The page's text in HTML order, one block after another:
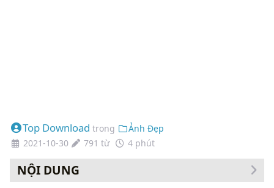
Top Download trong
Ảnh Đẹp
2021-10-30
791 từ 4 phút
NỘI DUNG